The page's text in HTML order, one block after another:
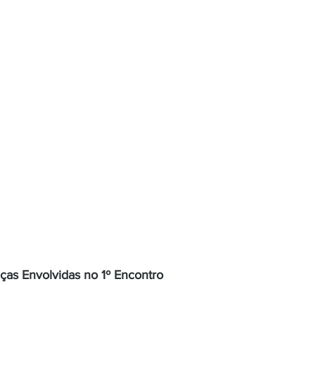
Envolvidas no 1º Encontro